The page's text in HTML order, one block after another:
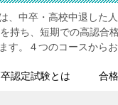
、中卒・高校中退した
持ち、短期での高認合
す。４つのコースからお
認定試験とは 合